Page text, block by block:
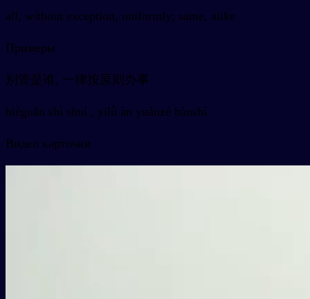
all, without exception, uniformly; same, alike
Примеры
别管是谁, 一律按原则办事
biéguǎn shì shuí , yīlǜ àn yuánzé bànshì
Видео карточки